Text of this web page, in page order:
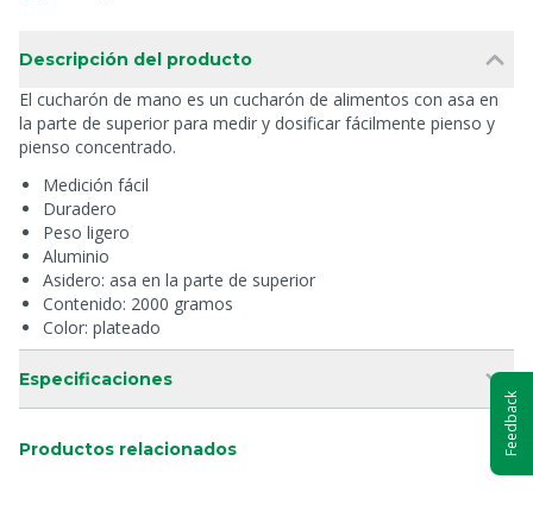
Descripción del producto
El cucharón de mano es un cucharón de alimentos con asa en
la parte de superior para medir y dosificar fácilmente pienso y
pienso concentrado.
Medición fácil
Duradero
Peso ligero
Aluminio
Asidero: asa en la parte de superior
Contenido: 2000 gramos
Color: plateado
Especificaciones
Productos relacionados Feedback